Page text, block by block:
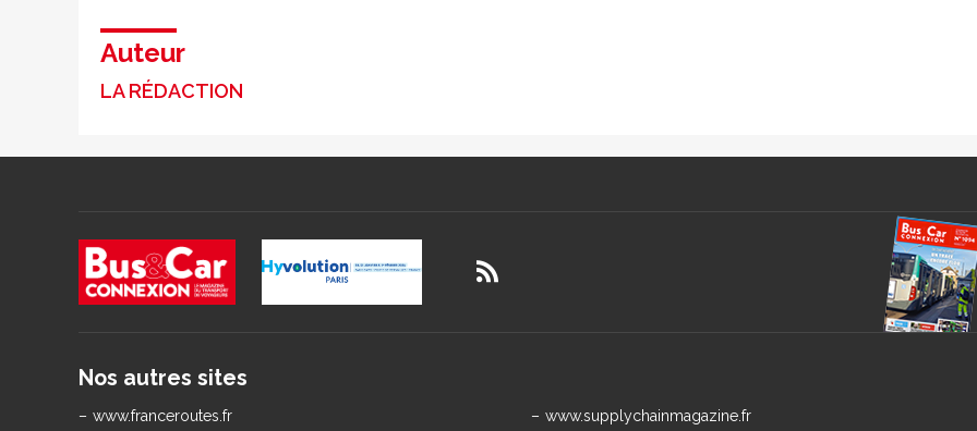
Le train du bout du monde © Artur Schodzinski / Die Gestalten Verlag GmbH & Co. KG 2015
Auteur
LA RÉDACTION
Nos autres sites
www.franceroutes.fr www.supplychainmagazine.fr